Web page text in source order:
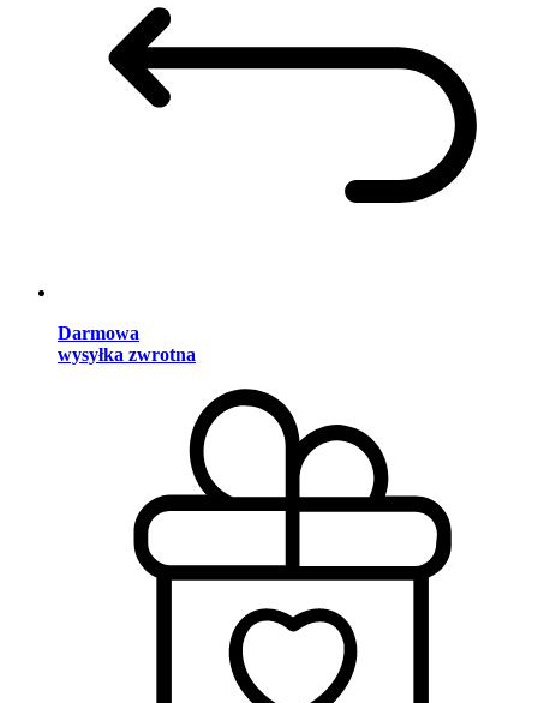
Darmowa
wysyłka zwrotna